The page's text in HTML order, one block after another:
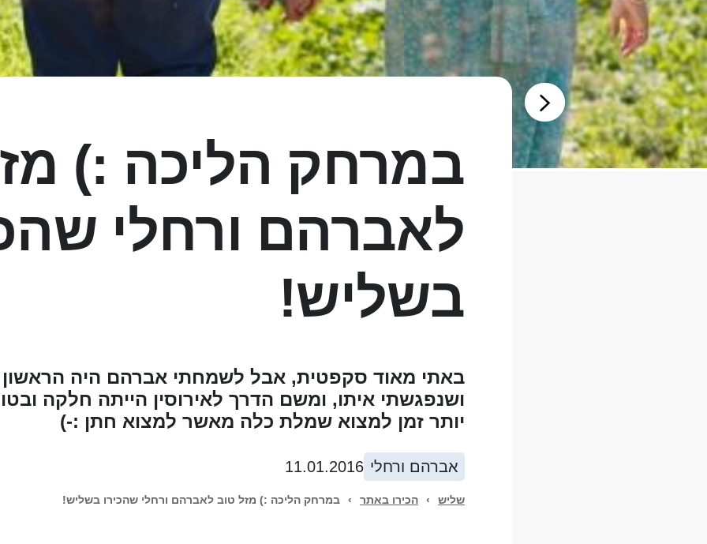
במרחק הליכה :)
לאברהם ורחלי
בשליש!
באתי מאוד סקפטית, אבל לשמחתי אברהם היה
ושנפגשתי איתו, ומשם הדרך לאירוסין הייתה חלקה
יותר זמן למצוא שמלת כלה מאשר למצוא חתן :-)
אברהם ורחלי 11.01.2016
שליש › הכירו באתר › במרחק הליכה :) מזל טוב לאברהם ורחלי שהכירו בשליש!